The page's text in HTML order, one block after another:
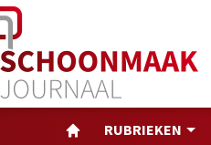
RUBRIEKEN